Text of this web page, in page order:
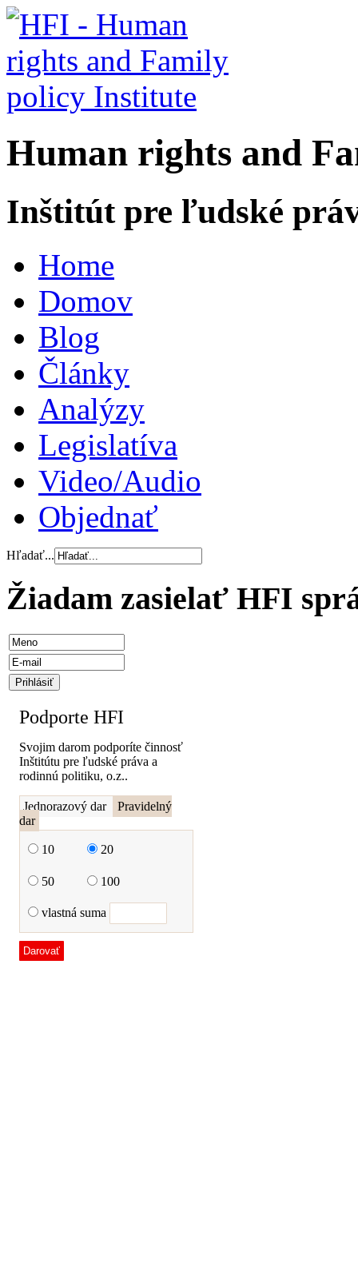
Human rights and F
Inštitút pre ľudské
Home
Domov
Blog
Články
Analýzy
Legislatíva
Video/Audio
Objednať
Hľadať...
Žiadam zasielať HFI